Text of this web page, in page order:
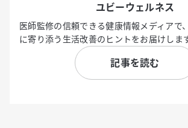
ユビーウェルネス
医師監修の信頼できる健康情報メディアで
に寄り添う生活改善のヒントをお届けしま
記事を読む